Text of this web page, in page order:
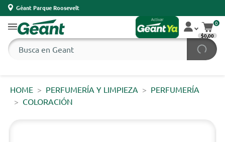
Géant Parque Roosevelt
0
$0,00
HOME PERFUMERÍA Y LIMPIEZA
PERFUMERÍA
COLORACIÓN